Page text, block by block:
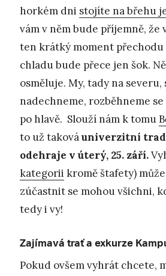
horkém dni stojíte na břehu
vám v něm bude příjemně, že
ten krátký moment přechodu
chladu bude přece jen šok.
osměluje. My, tady na severu,
nadechneme, rozběhneme se
po hlavě. Slouží nám k tomu
to už takováuniverzitní
odehraje v úterý, 25. září.
kategorii kromě štafety)
zúčastnit se mohou všichni,
tedy i vy!
Zajímavá trať a exkurze
Pokud ovšem vyhrát chcete,